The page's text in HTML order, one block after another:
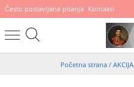
Često postavljana pitanja Kontakti
Početna strana / AKCIJA